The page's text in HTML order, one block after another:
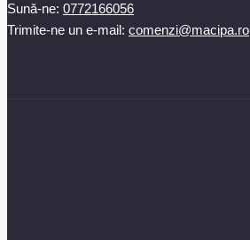
Sună-ne: 0772166056
Trimite-ne un e-mail: comenzi@macipa.ro